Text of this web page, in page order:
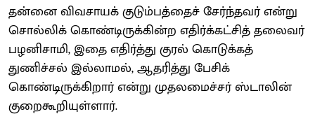
தன்னை விவசாயக் குடும்பத்தைச் சேர்ந்தவர் என்று
சொல்லிக் கொண்டிருக்கின்ற எதிர்க்கட்சித் தலைவர்
பழனிசாமி, இதை எதிர்த்து குரல் கொடுக்கத்
துணிச்சல் இல்லாமல், ஆதரித்து பேசிக்
கொண்டிருக்கிறார் என்று முதலமைச்சர் ஸ்டாலின்
குறைகூறியுள்ளார்.